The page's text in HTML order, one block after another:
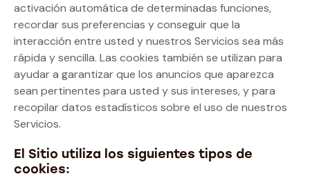
activación automática de determinadas funciones,
recordar sus preferencias y conseguir que la
interacción entre usted y nuestros Servicios sea más
rápida y sencilla. Las cookies también se utilizan para
ayudar a garantizar que los anuncios que aparezca
sean pertinentes para usted y sus intereses, y para
recopilar datos estadísticos sobre el uso de nuestros
Servicios.
El Sitio utiliza los siguientes tipos de
cookies: